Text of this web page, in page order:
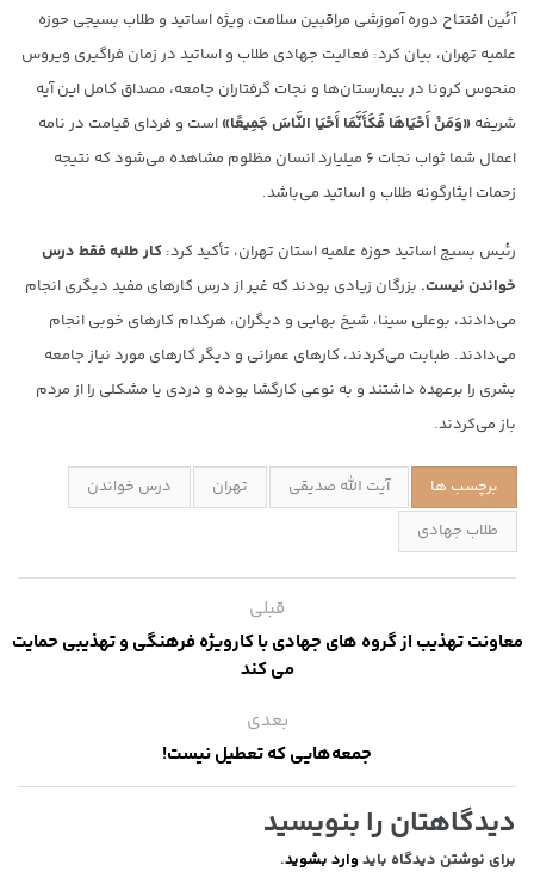
آئین افتتاح دوره آموزشی مراقبین سلامت، ویژه اساتید و طلاب بسیجی حوزه
علمیه تهران، بیان کرد: فعالیت جهادی طلاب و اساتید در زمان فراگیری ویروس
منحوس کرونا در بیمارستان‌ها و نجات گرفتاران جامعه، مصداق کامل این آیه
شریفه «وَمَنْ أَحْیَاهَا فَکَأَنَّمَا أَحْیَا النَّاسَ جَمِیعًا» است و فردای قیامت در نامه
اعمال شما ثواب نجات ۶ میلیارد انسان مظلوم مشاهده می‌شود که نتیجه
زحمات ایثارگونه طلاب و اساتید می‌باشد.
رئیس بسیج اساتید حوزه علمیه استان تهران، تأکید کرد: کار طلبه فقط درس
خواندن نیست. بزرگان زیادی بودند که غیر از درس کارهای مفید دیگری انجام
می‌دادند، بوعلی سینا، شیخ بهایی و دیگران، هرکدام کارهای خوبی انجام
می‌دادند. طبابت می‌کردند، کارهای عمرانی و دیگر کارهای مورد نیاز جامعه
بشری را برعهده داشتند و به نوعی کارگشا بوده و دردی یا مشکلی را از مردم
باز می‌کردند.
برچسب ها آیت الله صدیقی تهران
درس خواندن
طلاب جهادی
قبلی
معاونت تهذیب از گروه های جهادی با کارویژه فرهنگی و تهذیبی حمایت
می کند
بعدی
جمعه‌هایی که تعطیل نیست!
دیدگاهتان را بنویسید
برای نوشتن دیدگاه باید وارد بشوید.